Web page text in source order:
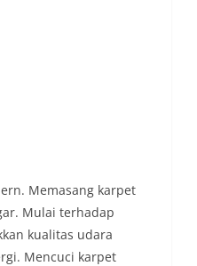
Memasang karpet
Mulai terhadap
kualitas udara
Mencuci karpet